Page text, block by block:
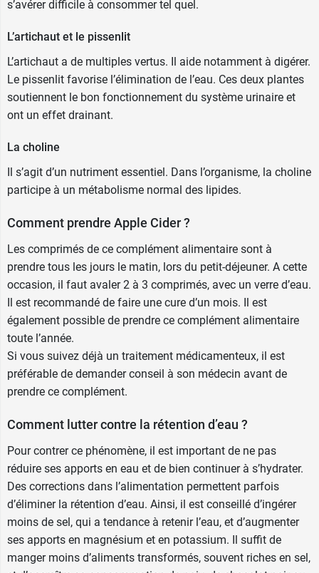
120 comprimés
Fabricant
VITALCO
7 rue Paul Lelong
75002 PARIS
France
s’avérer difficile à consommer tel quel.
L’artichaut et le pissenlit
L’artichaut a de multiples vertus. Il aide notamment à digérer.
Le pissenlit favorise l’élimination de l’eau. Ces deux plantes
soutiennent le bon fonctionnement du système urinaire et
ont un effet drainant.
La choline
Il s’agit d’un nutriment essentiel. Dans l’organisme, la choline
participe à un métabolisme normal des lipides.
Comment prendre Apple Cider ?
Les comprimés de ce complément alimentaire sont à
prendre tous les jours le matin, lors du petit-déjeuner. A cette
occasion, il faut avaler 2 à 3 comprimés, avec un verre d’eau.
Il est recommandé de faire une cure d’un mois. Il est
également possible de prendre ce complément alimentaire
toute l’année.
Si vous suivez déjà un traitement médicamenteux, il est
préférable de demander conseil à son médecin avant de
prendre ce complément.
Comment lutter contre la rétention d’eau ?
Pour contrer ce phénomène, il est important de ne pas
réduire ses apports en eau et de bien continuer à s’hydrater.
Des corrections dans l’alimentation permettent parfois
d’éliminer la rétention d’eau. Ainsi, il est conseillé d’ingérer
moins de sel, qui a tendance à retenir l’eau, et d’augmenter
ses apports en magnésium et en potassium. Il suffit de
manger moins d’aliments transformés, souvent riches en sel,